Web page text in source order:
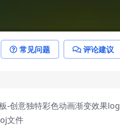
常见问题 评论建议
-创意独特彩色动画渐变效果
文件